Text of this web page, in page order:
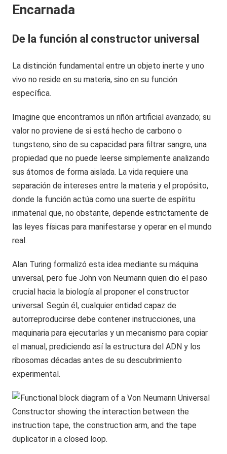
Encarnada
De la función al constructor universal
La distinción fundamental entre un objeto inerte y uno
vivo no reside en su materia, sino en su función
específica.
Imagine que encontramos un riñón artificial avanzado; su
valor no proviene de si está hecho de carbono o
tungsteno, sino de su capacidad para filtrar sangre, una
propiedad que no puede leerse simplemente analizando
sus átomos de forma aislada. La vida requiere una
separación de intereses entre la materia y el propósito,
donde la función actúa como una suerte de espíritu
inmaterial que, no obstante, depende estrictamente de
las leyes físicas para manifestarse y operar en el mundo
real.
Alan Turing formalizó esta idea mediante su máquina
universal, pero fue John von Neumann quien dio el paso
crucial hacia la biología al proponer el constructor
universal. Según él, cualquier entidad capaz de
autorreproducirse debe contener instrucciones, una
maquinaria para ejecutarlas y un mecanismo para copiar
el manual, prediciendo así la estructura del ADN y los
ribosomas décadas antes de su descubrimiento
experimental.